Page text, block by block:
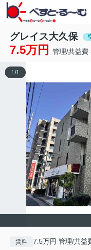
グレイス大久保
7.5万円 管理/共益費
1/1
賃料 7.5万円 管理/共益